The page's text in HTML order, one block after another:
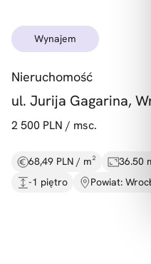
wynajem
Nieruchomość
ul. Jurija Gagarina,
2 500 PLN / msc.
68,49 PLN / m² 36.50
-1 piętro
Powiat: